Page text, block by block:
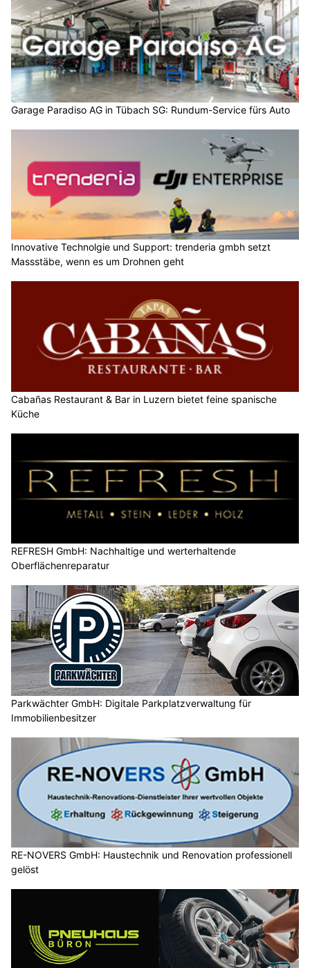
Garage Paradiso AG in Tübach SG: Rundum-Service fürs Auto
Innovative Technolgie und Support: trenderia gmbh setzt
Massstäbe, wenn es um Drohnen geht
Cabañas Restaurant & Bar in Luzern bietet feine spanische
Küche
REFRESH GmbH: Nachhaltige und werterhaltende
Oberflächenreparatur
Parkwächter GmbH: Digitale Parkplatzverwaltung für
Immobilienbesitzer
RE-NOVERS GmbH: Haustechnik und Renovation professionell
gelöst